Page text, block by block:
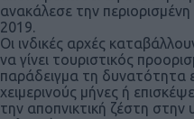
ανακάλεσε την
2019.
Οι ινδικές αρχές
να γίνει τουριστικός
παράδειγμα τη δυνατότητα
χειμερινούς μήνες ή
την αποπνικτική ζέστη στην